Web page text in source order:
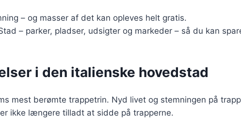
– og masser af det kan opleves helt gratis.
– parker, pladser, udsigter og markeder – så du kan
i den italienske hovedstad
mest berømte trappetrin. Nyd livet og stemningen på
ikke længere tilladt at sidde på trapperne.